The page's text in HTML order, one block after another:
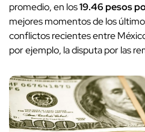
promedio, en los19.46 pesos
mejores momentos de los
conflictos recientes entre
por ejemplo, la disputa por las